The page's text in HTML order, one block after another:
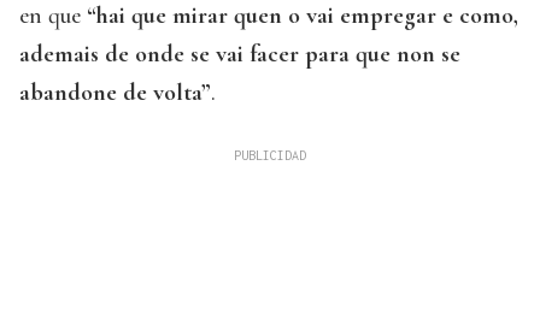
en que “hai que mirar quen o vai empregar e como,
ademais de onde se vai facer para que non se
abandone de volta”.